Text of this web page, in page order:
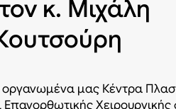
κ. Μιχάλη
μας Κέντρα
Επανορθωτικής Χειρουργικής